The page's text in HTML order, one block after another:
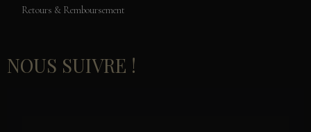
Retours & Remboursement
NOUS SUIVRE !